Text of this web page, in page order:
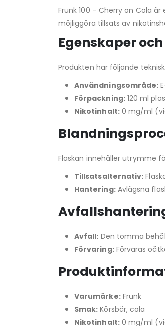
Frunk 100 – Cherry on Cola
möjliggöra tillsats av
Egenskaper
Produkten har följande
Användningsområde:
Förpackning:120 ml
Nikotinhalt:0 mg/ml
Flaskan innehåller utrymme
Tillsatsalternativ:
Hantering:Avlägsna
Avfall: Den tomma
Förvaring:Förvaras
Varumärke:Frunk
Smak: Körsbär, cola
Nikotinhalt:0 mg/ml